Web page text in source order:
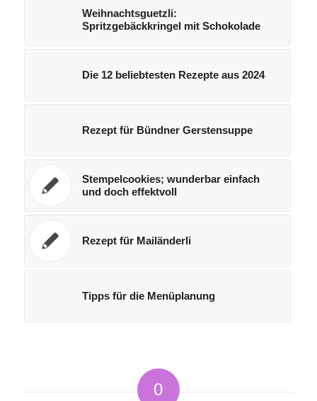
Weihnachtsguetzli:
Spritzgebäckkringel mit Schokolade
Die 12 beliebtesten Rezepte aus 2024
Rezept für Bündner Gerstensuppe
Stempelcookies; wunderbar einfach
und doch effektvoll
Rezept für Mailänderli
Tipps für die Menüplanung
0